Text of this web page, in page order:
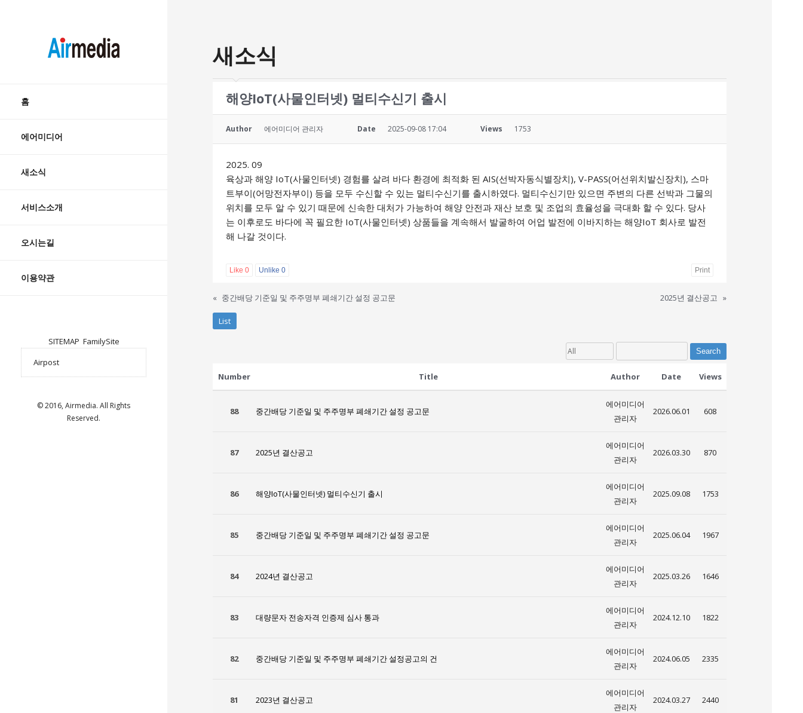
AIRMEDIA
content
홈
에어미디어
새소식
서비스소개
오시는길
이용약관
SITEMAP FamilySite
© 2016, Airmedia. All Rights
Reserved.
새소식
해양IoT(사물인터넷) 멀티수신기 출시
Author 에어미디어 관리자 Date 2025-09-08 17:04 Views 1753
2025. 09
육상과 해양 IoT(사물인터넷) 경험를 살려 바다 환경에 최적화 된 AIS(선박자동식별장치), V-PASS(어선위치발신장치), 스마
트부이(어망전자부이) 등을 모두 수신할 수 있는 멀티수신기를 출시하였다. 멀티수신기만 있으면 주변의 다른 선박과 그물의
위치를 모두 알 수 있기 때문에 신속한 대처가 가능하여 해양 안전과 재산 보호 및 조업의 효율성을 극대화 할 수 있다. 당사
는 이후로도 바다에 꼭 필요한 IoT(사물인터넷) 상품들을 계속해서 발굴하여 어업 발전에 이바지하는 해양IoT 회사로 발전
해 나갈 것이다.
Like 0 Unlike 0 Print
« 중간배당 기준일 및 주주명부 폐쇄기간 설정 공고문 2025년 결산공고 »
List
Search
Number Title Author Date Views
88 중간배당 기준일 및 주주명부 폐쇄기간 설정 공고문
에어미디어
관리자
2026.06.01 608
87 2025년 결산공고
에어미디어
관리자
2026.03.30 870
86 해양IoT(사물인터넷) 멀티수신기 출시
에어미디어
관리자
2025.09.08 1753
85 중간배당 기준일 및 주주명부 폐쇄기간 설정 공고문
에어미디어
관리자
2025.06.04 1967
84 2024년 결산공고
에어미디어
관리자
2025.03.26 1646
83 대량문자 전송자격 인증제 심사 통과
에어미디어
관리자
2024.12.10 1822
82 중간배당 기준일 및 주주명부 폐쇄기간 설정공고의 건
에어미디어
관리자
2024.06.05 2335
81 2023년 결산공고
에어미디어
관리자
2024.03.27 2440